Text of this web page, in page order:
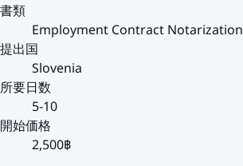
書類
Employment Contract Notarization
提出国
Slovenia
所要日数
5-10
開始価格
2,500฿